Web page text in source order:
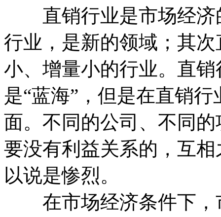
直销行业是市场经济
行业，是新的领域；其
小、增量小的行业。直
是“蓝海”，但是在直销
面。不同的公司、不同
要没有利益关系的，互
以说是惨烈。
在市场经济条件下，